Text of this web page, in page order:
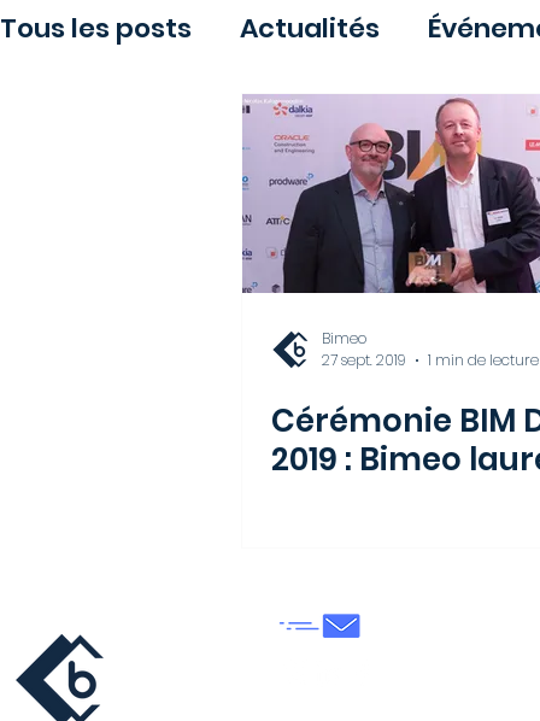
Tous les posts Actualités
Bimeo
27 sept. 2019
1 min de lecture
Cérémonie BIM
2019 : Bimeo